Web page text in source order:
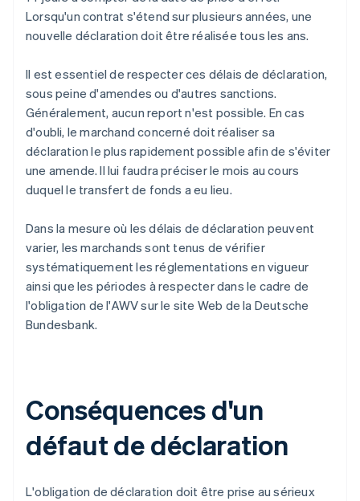
Lorsqu'un contrat s'étend sur plusieurs années, une
nouvelle déclaration doit être réalisée tous les ans.
Il est essentiel de respecter ces délais de déclaration,
sous peine d'amendes ou d'autres sanctions.
Généralement, aucun report n'est possible. En cas
d'oubli, le marchand concerné doit réaliser sa
déclaration le plus rapidement possible afin de s'éviter
une amende. Il lui faudra préciser le mois au cours
duquel le transfert de fonds a eu lieu.
Dans la mesure où les délais de déclaration peuvent
varier, les marchands sont tenus de vérifier
systématiquement les réglementations en vigueur
ainsi que les périodes à respecter dans le cadre de
l'obligation de l'AWV sur le site Web de la Deutsche
Bundesbank.
Conséquences d'un
défaut de déclaration
L'obligation de déclaration doit être prise au sérieux